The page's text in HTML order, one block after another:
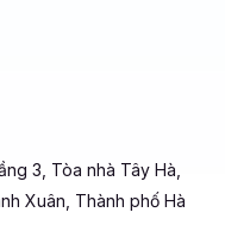
3, Tòa nhà Tây Hà,
Xuân, Thành phố Hà